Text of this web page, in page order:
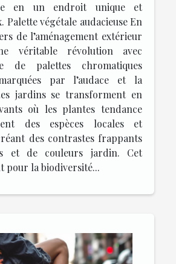
en un endroit unique et
Palette végétale audacieuse En
de l’aménagement extérieur
véritable révolution avec
de palettes chromatiques
par l’audace et la
jardins se transforment en
où les plantes tendance
des espèces locales et
des contrastes frappants
et de couleurs jardin. Cet
pour la biodiversité...